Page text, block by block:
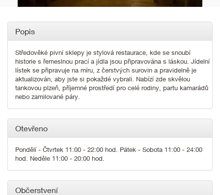
Popis
Středověké pivní sklepy je stylová restaurace, kde se snoubí
historie s řemeslnou prací a jídla jsou připravována s láskou. Jídelní
lístek se připravuje na míru, z čerstvých surovin a pravidelně je
aktualizován, aby jste si pokaždé vybrali. Nabízí zde skvělou
tankovou plzeň, příjemné prostředí pro celé rodiny, partu kamarádů
nebo zamilované páry.
Otevřeno
Pondělí - Čtvrtek 11:00 - 22:00 hod. Pátek - Sobota 11:00 - 24:00
hod. Neděle 11:00 - 20:00 hod.
Občerstvení